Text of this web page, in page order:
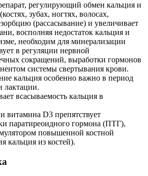
регулирующий обмен кальция и
зубах, ногтях, волосах,
(рассасывание) и увеличивает
восполняя недостаток кальция и
необходим для минерализации
в регуляции нервной
сокращений, выработки гормонов
системы свертывания крови.
кальция особенно важно в период
лактации.
всасываемость кальция в
витамина D3 препятствует
паратиреоидного гормона (ПТГ),
повышенной костной
кальция из костей).